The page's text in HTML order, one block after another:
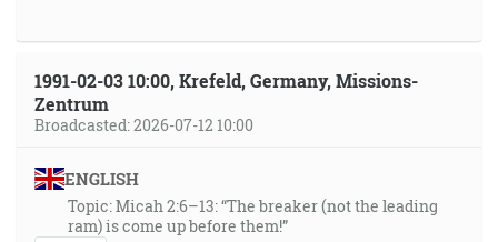
1991-02-03 10:00, Krefeld, Germany, Missions-
Zentrum
Broadcasted: 2026-07-12 10:00
ENGLISH
Topic: Micah 2:6–13: “The breaker (not the leading
ram) is come up before them!”